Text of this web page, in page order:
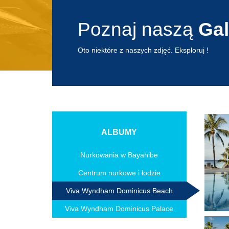
Poznaj naszą
Oto niektóre z naszych zdjęć. Eksploruj !
ALBUMY
Nurkowania w Bayahibe
Centrum nurkowe i łodzie
Viva Wyndham Dominicus Beach
Viva Wyndham Dominicus Palace